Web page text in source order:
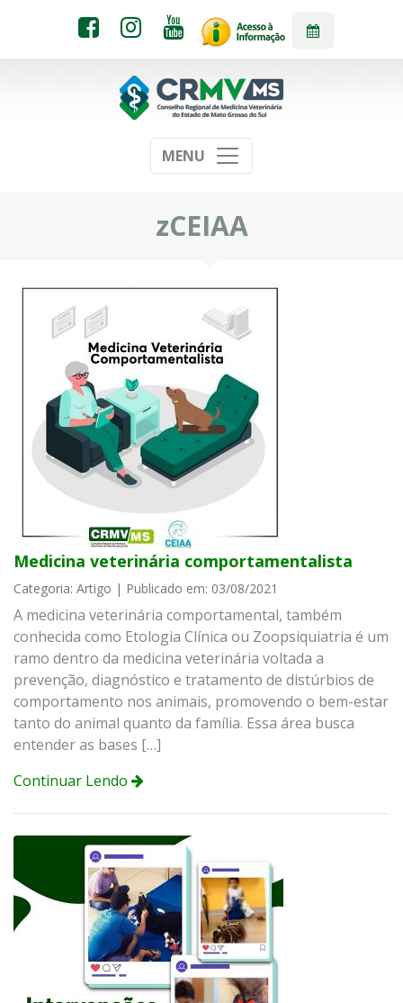
MENU
zCEIAA
Medicina veterinária comportamentalista
Categoria: Artigo | Publicado em: 03/08/2021
A medicina veterinária comportamental, também
conhecida como Etologia Clínica ou Zoopsiquiatria é um
ramo dentro da medicina veterinária voltada a
prevenção, diagnóstico e tratamento de distúrbios de
comportamento nos animais, promovendo o bem-estar
tanto do animal quanto da família. Essa área busca
entender as bases […]
Continuar Lendo